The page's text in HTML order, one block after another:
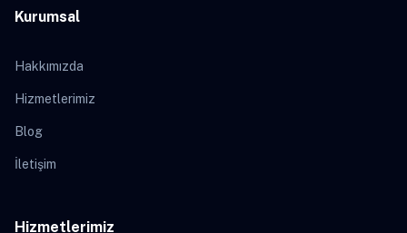
Kurumsal
Hakkımızda
Hizmetlerimiz
Blog
İletişim
Hizmetlerimiz